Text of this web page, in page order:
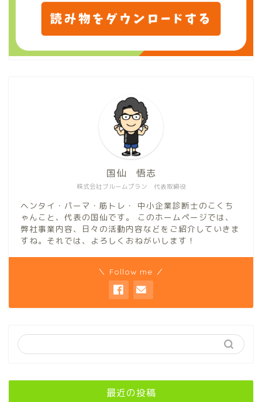
株式会社ブルームプラン 代表取締役
国仙 悟志
ヘンタイ・パーマ・筋トレ・ 中小企業診断士のこくち
ゃんこと、代表の国仙です。 このホームページでは、
弊社事業内容、日々の活動内容などをご紹介していきま
すね。それでは、よろしくおねがいします！
＼ Follow me ／
最近の投稿